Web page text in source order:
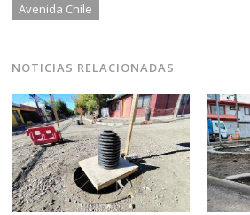
Avenida Chile
NOTICIAS RELACIONADAS